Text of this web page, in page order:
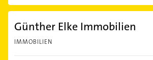
Günther Elke Immobilien
IMMOBILIEN